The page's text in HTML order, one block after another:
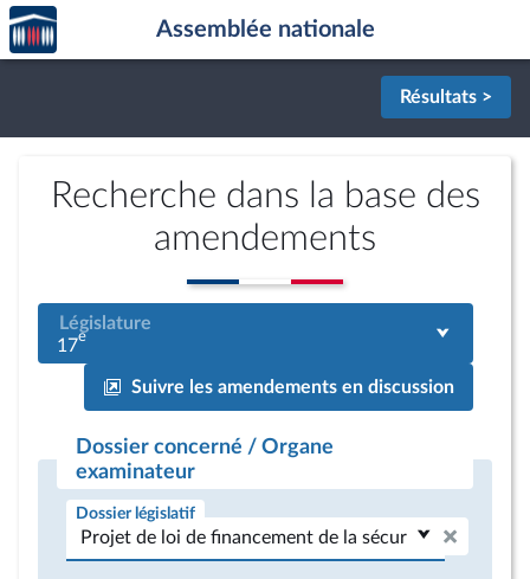
Aller au contenu
Aller en bas de la page
Accèder
à la
page
Assemblée nationale
Résultats >
Recherche dans la base des
amendements
Législature
17e
Suivre les amendements en discussion
Dossier concerné / Organe
examinateur
Dossier législatif